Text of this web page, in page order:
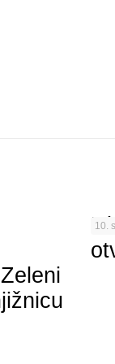
10.